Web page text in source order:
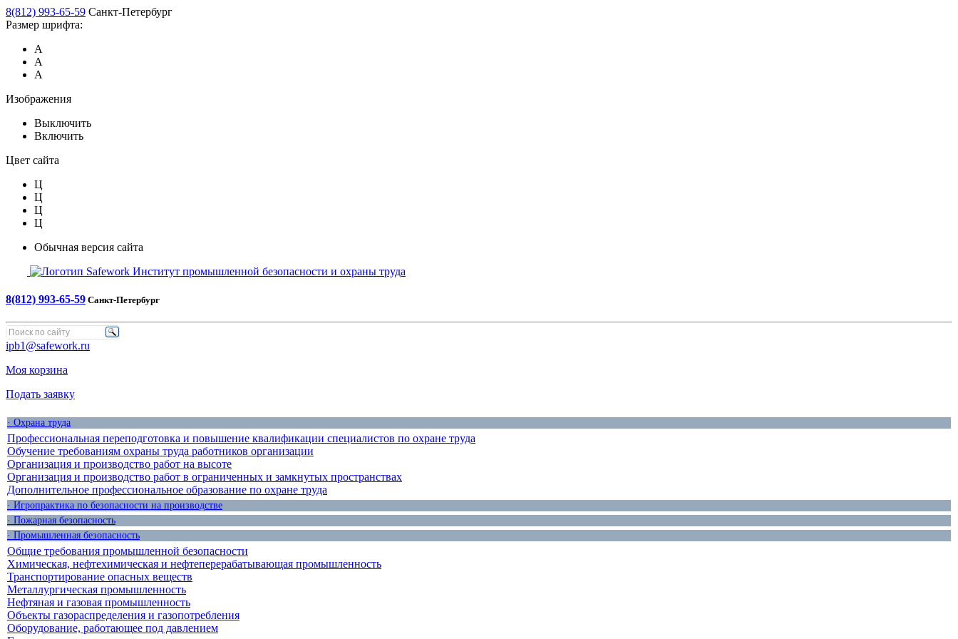
8(812) 993-65-59 Санкт-Петербург
Размер шрифта:
А
А
А
Изображения
Выключить
Включить
Цвет сайта
Ц
Ц
Ц
Ц
Обычная версия сайта
Safework Институт промышленной безопасности и охраны труда
8(812) 993-65-59 Санкт-Петербург
ipb1@safework.ru
Моя корзина
Подать заявку
· Охрана труда
Профессиональная переподготовка и повышение квалификации специалистов по охране труда
Обучение требованиям охраны труда работников организации
Организация и производство работ на высоте
Организация и производство работ в ограниченных и замкнутых пространствах
Дополнительное профессиональное образование по охране труда
· Игропрактика по безопасности на производстве
· Пожарная безопасность
· Промышленная безопасность
Общие требования промышленной безопасности
Химическая, нефтехимическая и нефтеперерабатывающая промышленность
Транспортирование опасных веществ
Металлургическая промышленность
Нефтяная и газовая промышленность
Объекты газораспределения и газопотребления
Оборудование, работающее под давлением